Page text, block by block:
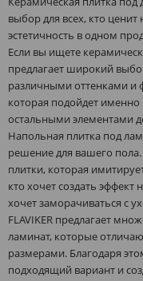
выбор для всех, кто
эстетичность в одном
Если вы ищете
предлагает широкий
различными оттенками и
которая подойдет именно
остальными элементами
Напольная плитка под
решение для вашего
плитки, которая
кто хочет создать эффект
хочет заморачиваться с
FLAVIKER предлагает
ламинат, которые
размерами. Благодаря
подходящий вариант и